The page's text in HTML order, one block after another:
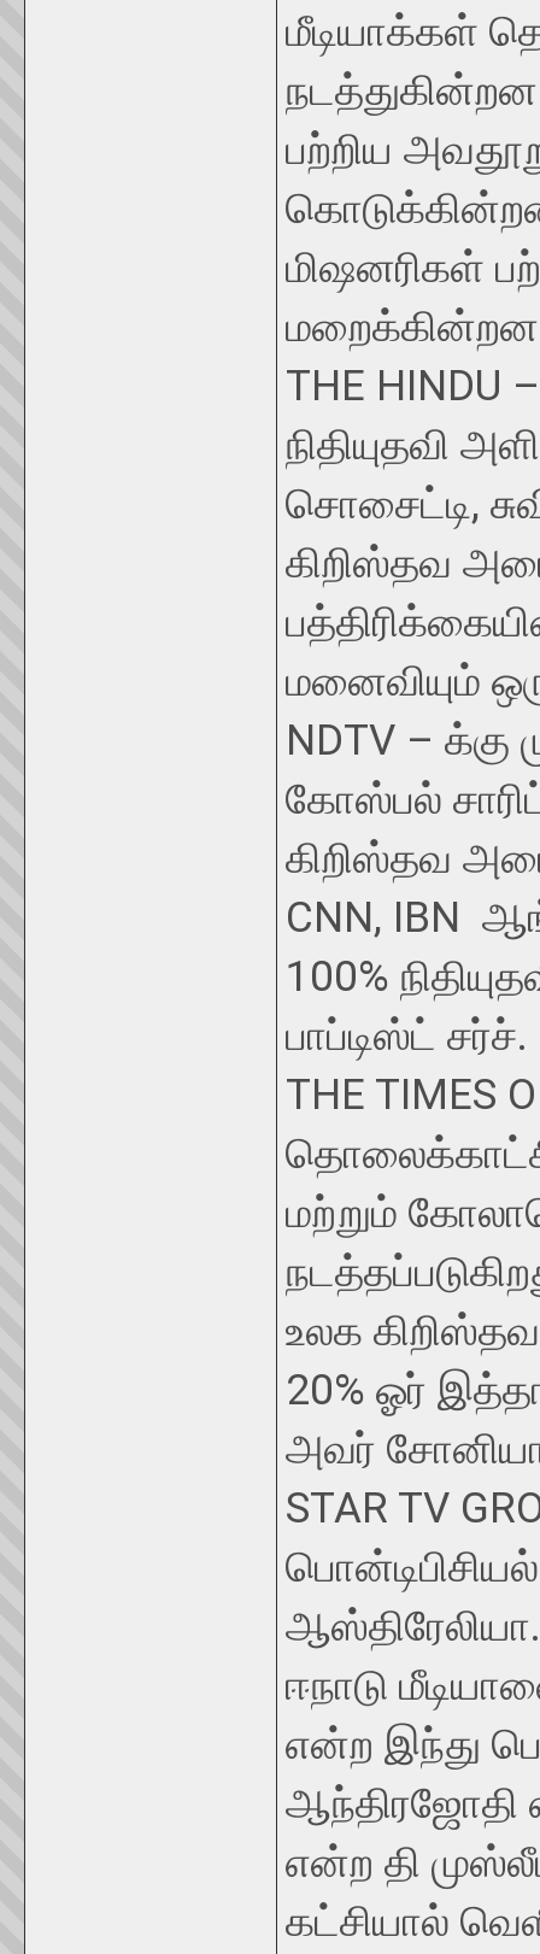
மீடியாக்கள்
பற்றிய
மிஷனரிகள்
THE HINDU
நிதியுதவி
சொசைட்டி,
கிறிஸ்தவ
மனைவியும்
NDTV – க்கு
கோஸ்பல்
கிறிஸ்தவ
CNN, IBN
100%
பாப்டிஸ்ட் சர்ச்.
THE TIMES
மற்றும்
உலக
20% ஓர்
அவர்
STAR TV
ஆஸ்திரேலியா.
ஈநாடு
என்ற இந்து
ஆந்திரஜோதி
என்ற தி
கட்சியால்